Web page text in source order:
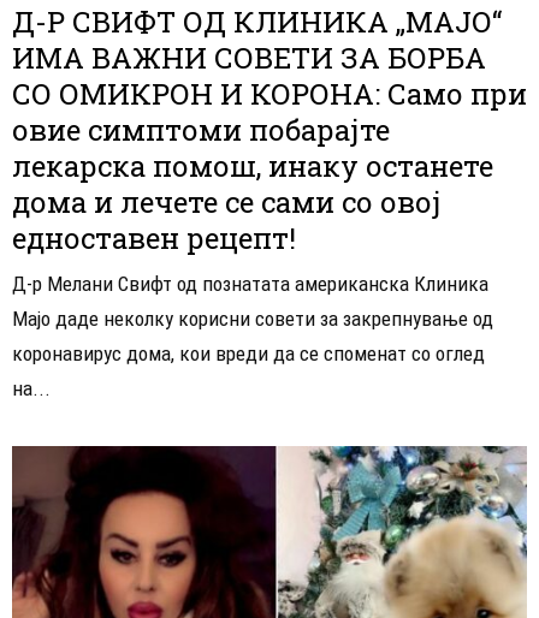
Д-Р СВИФТ ОД КЛИНИКА „МАЈО“
ИМА ВАЖНИ СОВЕТИ ЗА БОРБА
СО ОМИКРОН И КОРОНА: Само при
овие симптоми побарајте
лекарска помош, инаку останете
дома и лечете се сами со овој
едноставен рецепт!
Д-р Мелани Свифт од познатата американска Клиника
Мајо даде неколку корисни совети за закрепнување од
коронавирус дома, кои вреди да се споменат со оглед
на...